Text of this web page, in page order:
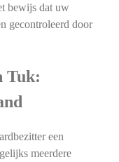
bewijs dat uw
gecontroleerd door
Tuk:
een
meerdere